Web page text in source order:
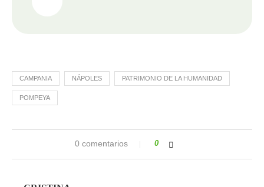
CAMPANIA NÁPOLES PATRIMONIO DE LA HUMANIDAD
POMPEYA
0 comentarios 0